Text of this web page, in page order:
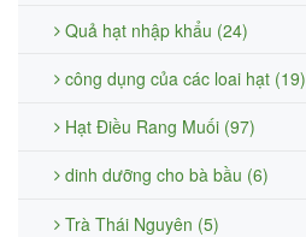
Quả hạt nhập khẩu (24)
công dụng của các loai hạt (19)
Hạt Điều Rang Muối (97)
dinh dưỡng cho bà bầu (6)
Trà Thái Nguyên (5)